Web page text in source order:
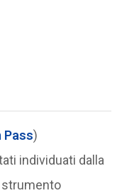
Pass)
individuati dalla
strumento